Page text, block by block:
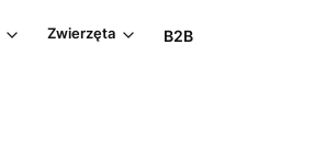
Zwierzęta B2B